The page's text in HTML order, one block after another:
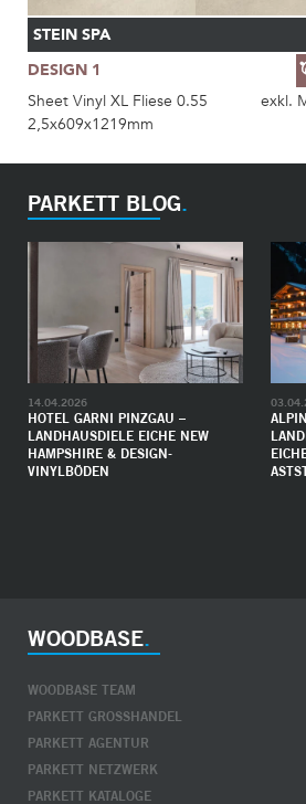
STEIN SPA
DESIGN 1
Sheet Vinyl XL Fliese 0.55
exkl.
2,5x609x1219mm
PARKETT BLOG
HOTEL GARNI PINZGAU –
LANDHAUSDIELE EICHE NEW
HAMPSHIRE & DESIGN-
VINYLBÖDEN
14.04.2026
WOODBASE
WOODBASE TEAM
PARKETT GROSSHANDEL
PARKETT AGENTUR
PARKETT NETZWERK
PARKETT KATALOGE